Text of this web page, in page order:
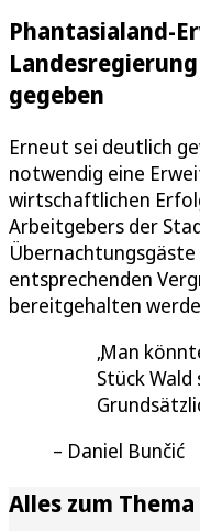
Phantasialand-
gegeben
Erneut sei deutlich
notwendig eine
wirtschaftlichen
Arbeitgebers der
entsprechenden
bereitgehalten
Man
Stück
Daniel Bunčić
Alles zum Thema